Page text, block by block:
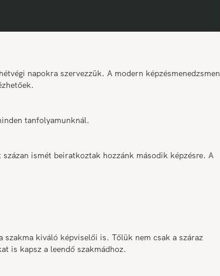
napokra szervezzük. A modern képzésmenedzsment
tanfolyamunknál.
ismét beiratkoztak hozzánk második képzésre. A
szakma kiváló képviselői is. Tőlük nem csak a száraz
is kapsz a leendő szakmádhoz.